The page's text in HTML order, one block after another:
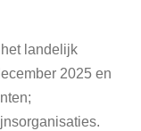
landelijk
2025 en